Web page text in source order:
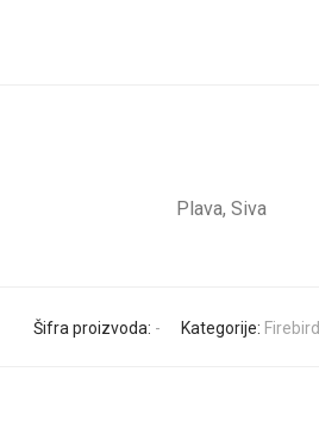
Plava, Siva
Šifra proizvoda: - Kategorije: Firebird